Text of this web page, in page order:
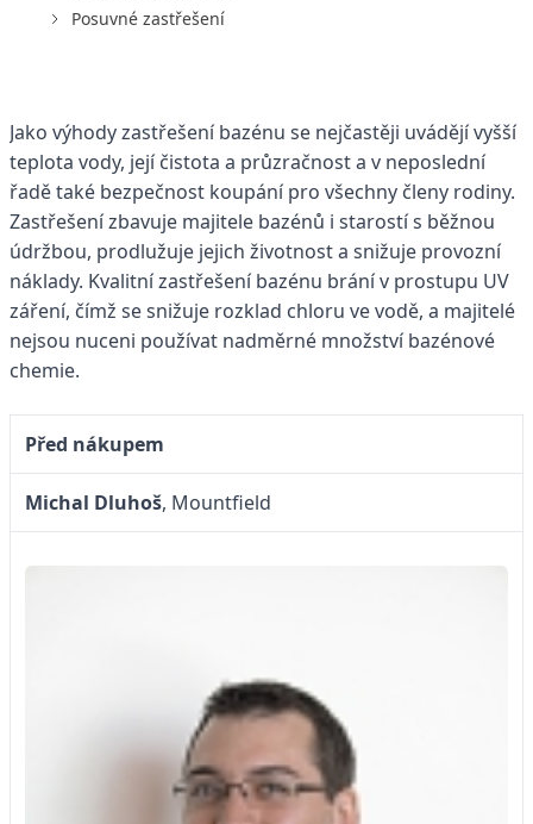
Posuvné zastřešení
Jako výhody zastřešení bazénu se nejčastěji uvádějí vyšší
teplota vody, její čistota a průzračnost a v neposlední
řadě také bezpečnost koupání pro všechny členy rodiny.
Zastřešení zbavuje majitele bazénů i starostí s běžnou
údržbou, prodlužuje jejich životnost a snižuje provozní
náklady. Kvalitní zastřešení bazénu brání v prostupu UV
záření, čímž se snižuje rozklad chloru ve vodě, a majitelé
nejsou nuceni používat nadměrné množství bazénové
chemie.
Před nákupem
Michal Dluhoš, Mountfield